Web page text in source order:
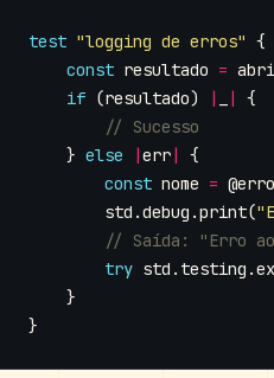
test "logging de erros" {
const resultado =
if (resultado) | |
{
} else |err|
{
const nome =
std .debug .print(
try std . testing .
}
}